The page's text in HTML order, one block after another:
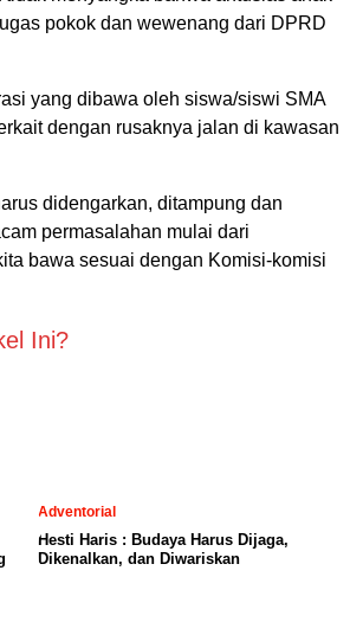
pokok dan wewenang dari DPRD
yang dibawa oleh siswa/siswi SMA
dengan rusaknya jalan di kawasan
didengarkan, ditampung dan
permasalahan mulai dari
bawa sesuai dengan Komisi-komisi
Ini?
Adventorial
Hesti Haris : Budaya Harus Dijaga,
Dikenalkan, dan Diwariskan